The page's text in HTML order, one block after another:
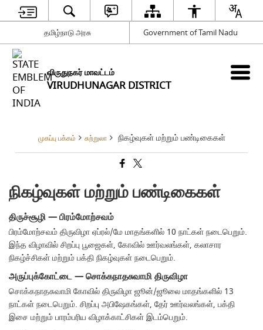
தமிழ்நாடு அரசு Government of Tamil Nadu
விருதுநகர் மாவட்டம்
VIRUDHUNAGAR DISTRICT
முகப்பு பக்கம் சுற்றுலா நிகழ்வுகள் மற்றும் பண்டிகைகள்
நிகழ்வுகள் மற்றும் பண்டிகைகள்
திருச்சூழி — பிரம்மோற்சவம்
பிரம்மோற்சவம் திருவிழா ஏப்ரல்/மே மாதங்களில் 10 நாட்கள் நடைபெறும்.
இந்த விழாவில் சிறப்பு பூஜைகள், கோவில் ஊர்வலங்கள், கலாசார
நிகழ்ச்சிகள் மற்றும் பக்தி நிகழ்வுகள் நடைபெறும்.
அருப்புக்கோட்டை — சொக்கநாதசுவாமி திருவிழா
சொக்கநாதசுவாமி கோவில் திருவிழா ஜூன்/ஜூலை மாதங்களில் 13
நாட்கள் நடைபெறும். சிறப்பு அபிஷேகங்கள், தேர் ஊர்வலங்கள், பக்தி
இசை மற்றும் பாரம்பரிய விழாக்காட்சிகள் இடம்பெறும்.